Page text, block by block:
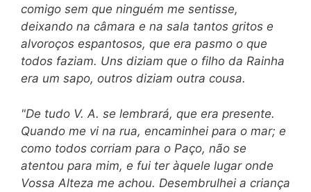
comigo sem que ninguém me sentisse,
deixando na câmara e na sala tantos gritos e
alvoroços espantosos, que era pasmo o que
todos faziam. Uns diziam que o filho da Rainha
era um sapo, outros diziam outra cousa.
"De tudo V. A. se lembrará, que era presente.
Quando me vi na rua, encaminhei para o mar; e
como todos corriam para o Paço, não se
atentou para mim, e fui ter àquele lugar onde
Vossa Alteza me achou. Desembrulhei a criança